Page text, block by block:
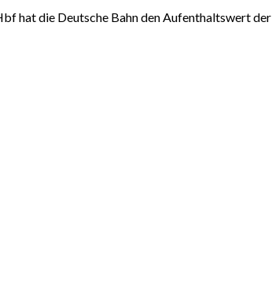
hat die Deutsche Bahn den Aufenthaltswert der